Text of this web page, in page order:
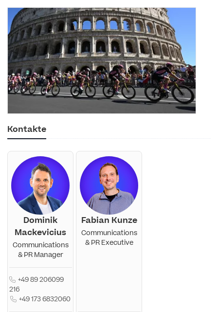
Kontakte
Dominik
Mackevicius
Communications
& PR Manager
+49 89 206099
216
+49 173 6832060
Fabian Kunze
Communications
& PR Executive